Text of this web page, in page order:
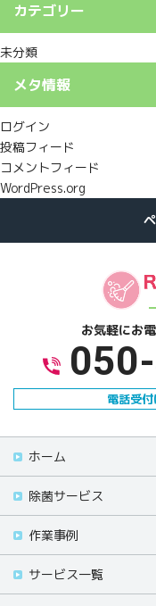
カテゴリー
未分類
メタ情報
ログイン
投稿フィード
コメントフィード
WordPress.org
お気軽にお
電話受
ホーム
除菌サービス
作業事例
サービス一覧